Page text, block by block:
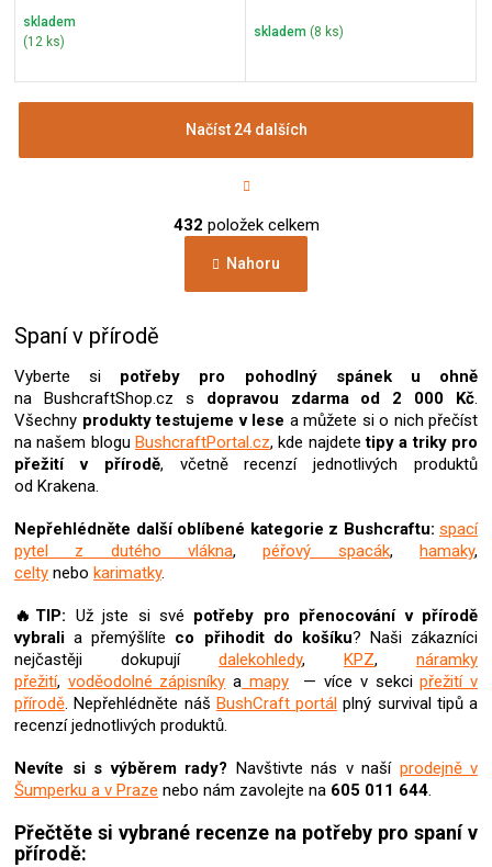
skladem
(12 ks)
skladem (8 ks)
v
á
d
p
r
v
k
y
v
p
Načíst 24 dalších
t
á
n
k
v
432 položek celkem
Nahoru
Spaní v přírodě
Vyberte si potřeby pro pohodlný spánek u ohně
na BushcraftShop.cz s dopravou zdarma od 2 000 Kč.
Všechny produkty testujeme v lese a můžete si o nich přečíst
na našem blogu BushcraftPortal.cz, kde najdetetipy a triky pro
přežití v přírodě, včetně recenzí jednotlivých produktů
od Krakena.
Nepřehlédněte další oblíbené kategorie z Bushcraftu: spací
pytel z dutého vlákna,péřový spacák,hamaky,
celty nebo karimatky.
🔥TIP: Už jste si své potřeby pro přenocování v přírodě
vybralia přemýšlíte co přihodit do košíku? Naši zákazníci
nejčastěji dokupují dalekohledy, KPZ, náramky
přežití, voděodolné zápisníky a mapy— více v sekcipřežití v
přírodě. Nepřehlédněte náš BushCraft portál plný survival tipů a
recenzí jednotlivých produktů.
Nevíte si s výběrem rady? Navštivte nás v naší prodejně v
Šumperku a v Praze nebo nám zavolejte na 605 011 644.
Přečtěte si vybrané recenze na potřeby pro spaní v
přírodě: